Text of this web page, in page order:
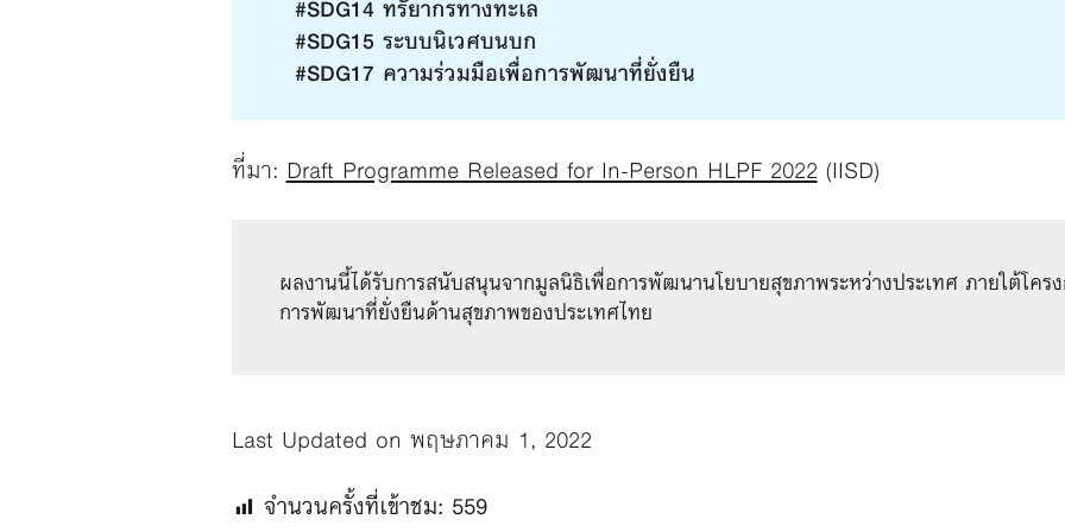
#SDG14 ทรัยากรทางทะเล
#SDG15 ระบบนิเวศบนบก
#SDG17 ความร่วมมือเพื่อการพัฒนาที่ยั่งยืน
ที่มา:Draft Programme Released for In-Person HLPF 2022(IISD)
ผลงานนี้ได้รับการสนับสนุนจากมูลนิธิเพื่อการพัฒนานโยบายสุขภาพระหว่างประเทศ ภายใต้โครง
การพัฒนาที่ยั่งยืนด้านสุขภาพของประเทศไทย
Last Updated on พฤษภาคม 1, 2022
จำนวนครั้งที่เข้าชม: 559